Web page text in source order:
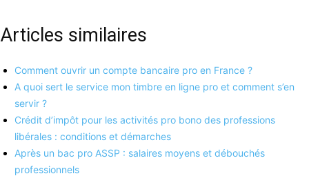
Articles similaires
Comment ouvrir un compte bancaire pro en France ?
A quoi sert le service mon timbre en ligne pro et comment s’en
servir ?
Crédit d’impôt pour les activités pro bono des professions
libérales : conditions et démarches
Après un bac pro ASSP : salaires moyens et débouchés
professionnels